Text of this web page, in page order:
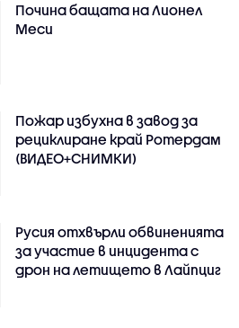
Почина бащата на Лионел
Меси
Пожар избухна в завод за
рециклиране край Ротердам
(ВИДЕО+СНИМКИ)
Русия отхвърли обвиненията
за участие в инцидента с
дрон на летището в Лайпциг